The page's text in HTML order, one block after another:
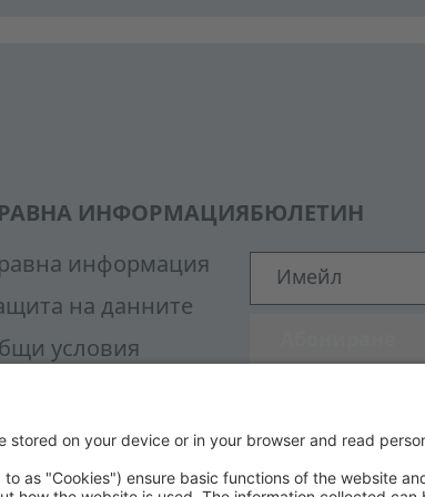
ИНФОРМАЦИЯ
информация
на данните
условия
of Conduct
Statement
БЮЛЕТИН
Имейл